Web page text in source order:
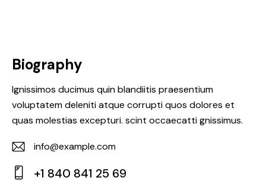
Biography
Ignissimos ducimus quin blandiitis praesentium
voluptatem deleniti atque corrupti quos dolores et
quas molestias excepturi. scint occaecatti gnissimus.
E-
m
info@example.com
+1 840 841 25 69